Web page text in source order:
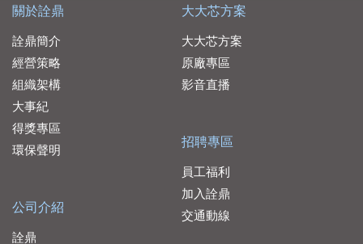
關於詮鼎
詮鼎簡介
經營策略
組織架構
大事紀
得獎專區
環保聲明
公司介紹
詮鼎
大大芯方案
大大芯方案
原廠專區
影音直播
招聘專區
員工福利
加入詮鼎
交通動線